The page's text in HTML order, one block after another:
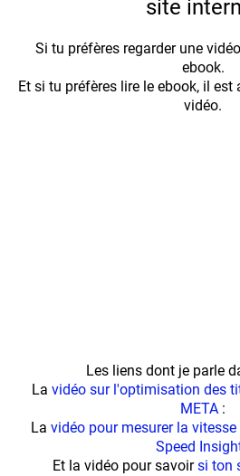
site
Si tu préfères regarder une
ebook.
Et si tu préfères lire le ebook, il
vidéo.
Les liens dont je parle
La vidéo sur l'optimisation des
META :
La vidéo pour mesurer la
Speed
Et la vidéo pour savoirsi ton